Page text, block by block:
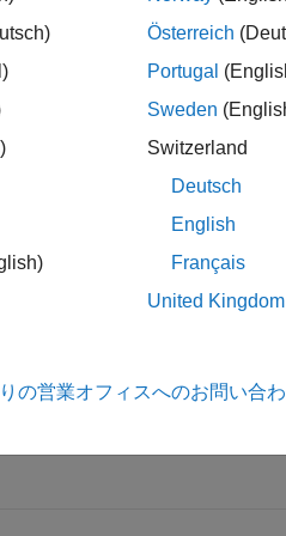
ェクト
関数ハンドルとして指定します。
Österreich
Portugal
Sweden
Switzerland
Deutsch
English
Français
United Kingdom
の営業オフィスへのお問い合